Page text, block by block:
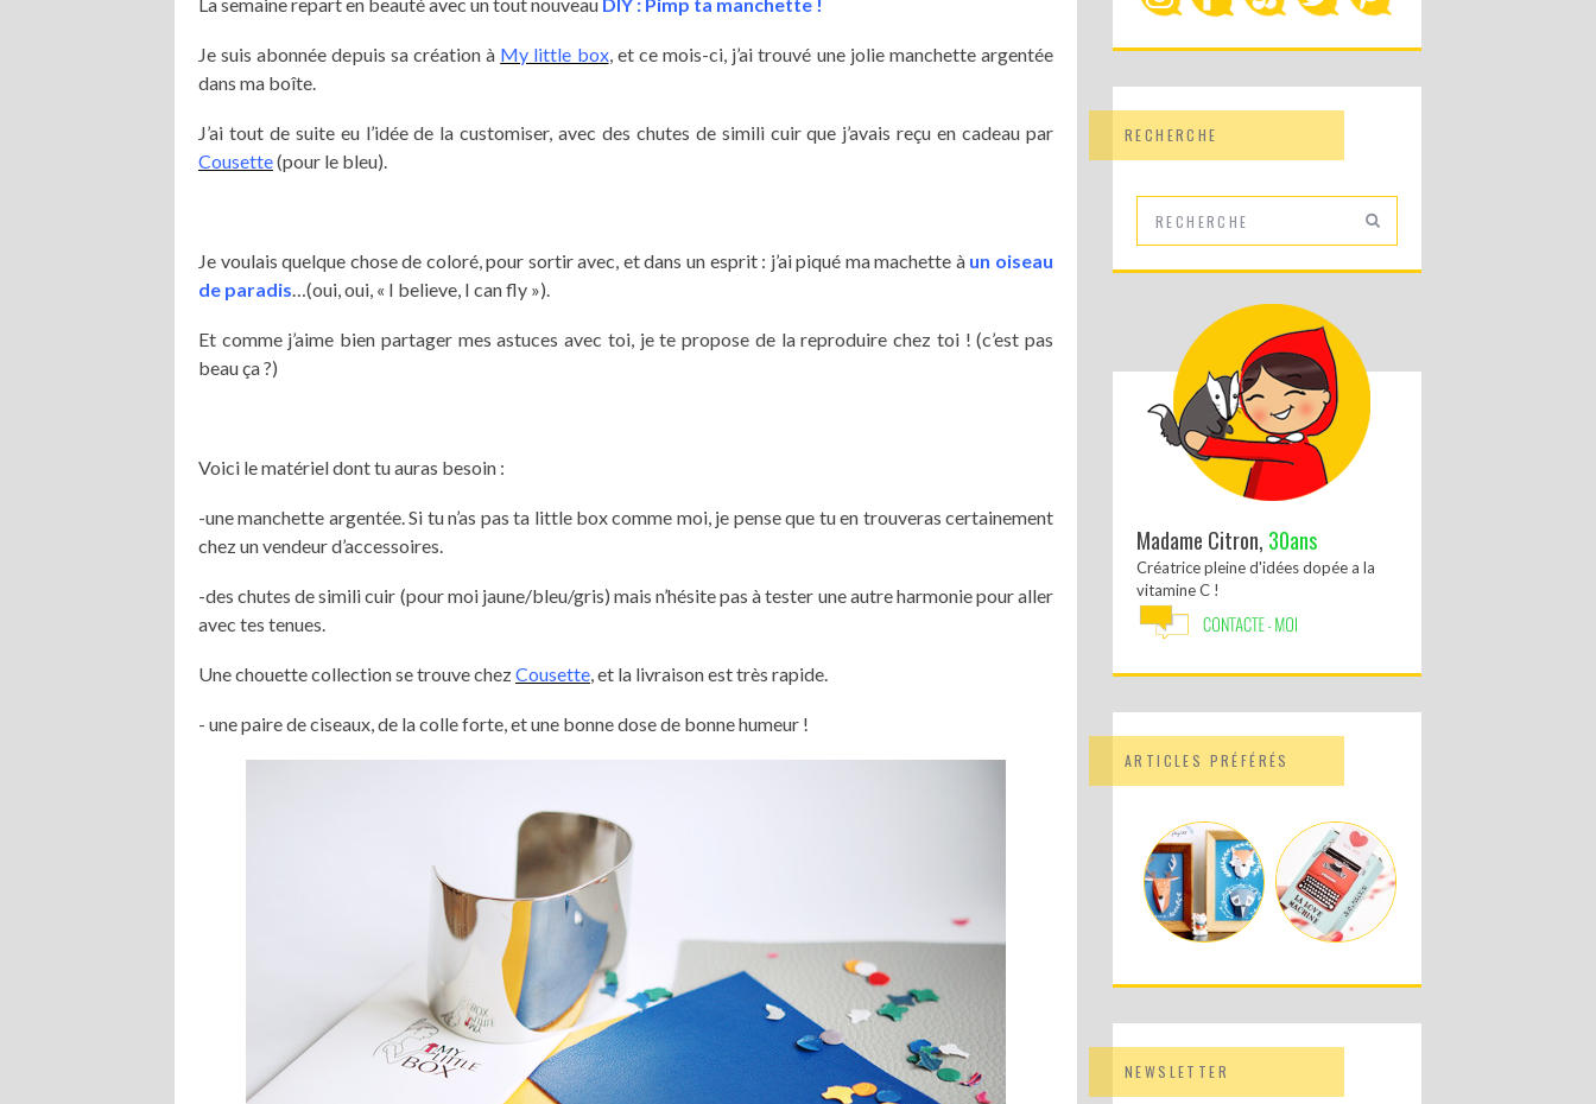
Je suis abonnée depuis sa création à My little box, et ce mois-ci, j’ai trouvé une jolie manchette argentée
dans ma boîte.
J’ai tout de suite eu l’idée de la customiser, avec des chutes de simili cuir que j’avais reçu en cadeau par
Cousette(pour le bleu).
Je voulais quelque chose de coloré, pour sortir avec, et dans un esprit : j’ai piqué ma machette à un oiseau
de paradis…(oui, oui, « I believe, I can fly »).
Et comme j’aime bien partager mes astuces avec toi, je te propose de la reproduire chez toi ! (c’est pas
beau ça ?)
Voici le matériel dont tu auras besoin :
-une manchette argentée. Si tu n’as pas ta little box comme moi, je pense que tu en trouveras certainement
chez un vendeur d’accessoires.
-des chutes de simili cuir (pour moi jaune/bleu/gris) mais n’hésite pas à tester une autre harmonie pour aller
avec tes tenues.
Une chouette collection se trouve chezCousette, et la livraison est très rapide.
- une paire de ciseaux, de la colle forte, et une bonne dose de bonne humeur !
RECHERCHE
Madame Citron, 30ans
Créatrice pleine d'idées dopée a la
vitamine C !
ARTICLES PRÉFÉRÉS
NEWSLETTER